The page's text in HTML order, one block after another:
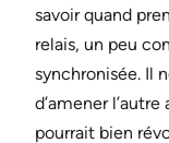
savoir quand
relais, un peu
synchronisée. Il
d’amener
pourrait bien